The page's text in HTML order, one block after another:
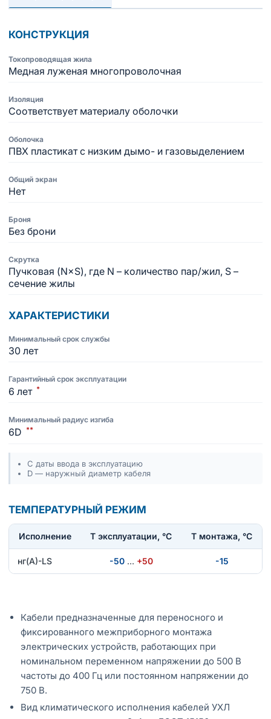
КОНСТРУКЦИЯ
Токопроводящая жила
Медная луженая многопроволочная
Изоляция
Соответствует материалу оболочки
Оболочка
ПВХ пластикат с низким дымо- и газовыделением
Общий экран
Нет
Броня
Без брони
Скрутка
Пучковая (N×S), где N – количество пар/жил, S –
сечение жилы
ХАРАКТЕРИСТИКИ
Минимальный срок службы
30 лет
Гарантийный срок эксплуатации
6 лет *
Минимальный радиус изгиба
6D **
С даты ввода в эксплуатацию
D — наружный диаметр кабеля
ТЕМПЕРАТУРНЫЙ РЕЖИМ
Исполнение T эксплуатации, °С Т монтажа, °С
нг(А)-LS -50 … +50 -15
Кабели предназначенные для переносного и
фиксированного межприборного монтажа
электрических устройств, работающих при
номинальном переменном напряжении до 500 В
частоты до 400 Гц или постоянном напряжении до
750 В.
Вид климатического исполнения кабелей УХЛ